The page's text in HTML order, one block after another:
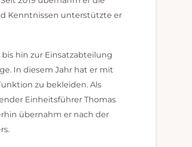
Kenntnissen unterstützte er
hin zur Einsatzabteilung
In diesem Jahr hat er mit
zu bekleiden. Als
Einheitsführer Thomas
übernahm er nach der